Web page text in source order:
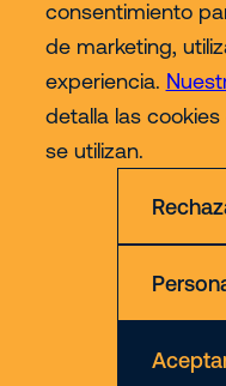
consentimiento
de marketing,
experiencia.
detalla las
se utilizan.
Contact
Más
Descargo de
© 2026